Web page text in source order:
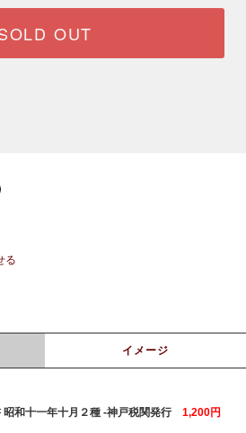
OUT
る
イメージ
和十一年十月２種 -神戸税関発行 1,200円